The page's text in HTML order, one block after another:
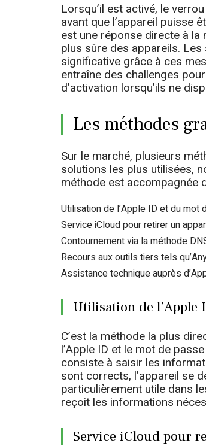
Lorsqu’il est activé, le
avant que l’appareil puisse
est une réponse directe à la
plus sûre des appareils.
significative grâce à ces
entraîne des challenges
d’activation lorsqu’ils ne
Les méthodes
Sur le marché, plusieurs
solutions les plus utilisées,
méthode est accompagnée
Utilisation de l’Apple ID et du mot
Service iCloud pour retirer un
Contournement via la méthode
Recours aux outils tiers tels
Assistance technique auprès
Utilisation de l’Apple
C’est la méthode la plus
l’Apple ID et le mot de
consiste à saisir les
sont corrects, l’appareil se
particulièrement utile dans
reçoit les informations
Service iCloud pour